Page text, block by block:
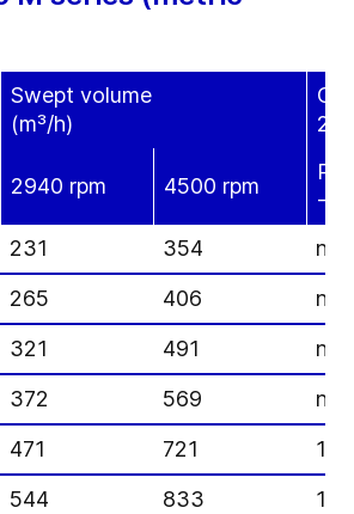
Swept volume
(m³/h)
28
2940 rpm 4500 rpm
-
231 354
n/a
265 406
n/a
321 491
n/a
372 569
n/a
471 721
544 833